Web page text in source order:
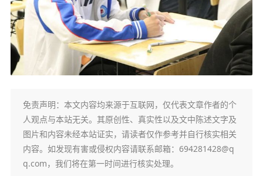
免责声明：本文内容均来源于互联网，仅代表文章作者的个
人观点与本站无关。其原创性、真实性以及文中陈述文字及
图片和内容未经本站证实，请读者仅作参考并自行核实相关
内容。如发现有害或侵权内容请联系邮箱：694281428@q
q.com，我们将在第一时间进行核实处理。